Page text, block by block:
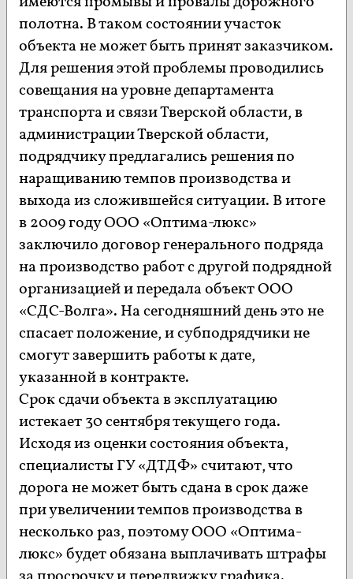
полотна. В таком состоянии участок
объекта не может быть принят заказчиком.
Для решения этой проблемы проводились
совещания на уровне департамента
транспорта и связи Тверской области, в
администрации Тверской области,
подрядчику предлагались решения по
наращиванию темпов производства и
выхода из сложившейся ситуации. В итоге
в 2009 году ООО «Оптима-люкс»
заключило договор генерального подряда
на производство работ с другой подрядной
организацией и передала объект ООО
«СДС-Волга». На сегодняшний день это не
спасает положение, и субподрядчики не
смогут завершить работы к дате,
указанной в контракте.
Срок сдачи объекта в эксплуатацию
истекает 30 сентября текущего года.
Исходя из оценки состояния объекта,
специалисты ГУ «ДТДФ» считают, что
дорога не может быть сдана в срок даже
при увеличении темпов производства в
несколько раз, поэтому ООО «Оптима-
люкс» будет обязана выплачивать штрафы